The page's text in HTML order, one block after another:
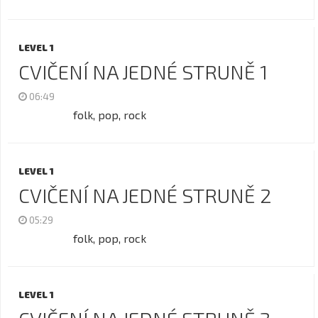
LEVEL 1
CVIČENÍ NA JEDNÉ STRUNĚ 1
06:49
folk, pop, rock
LEVEL 1
CVIČENÍ NA JEDNÉ STRUNĚ 2
05:29
folk, pop, rock
LEVEL 1